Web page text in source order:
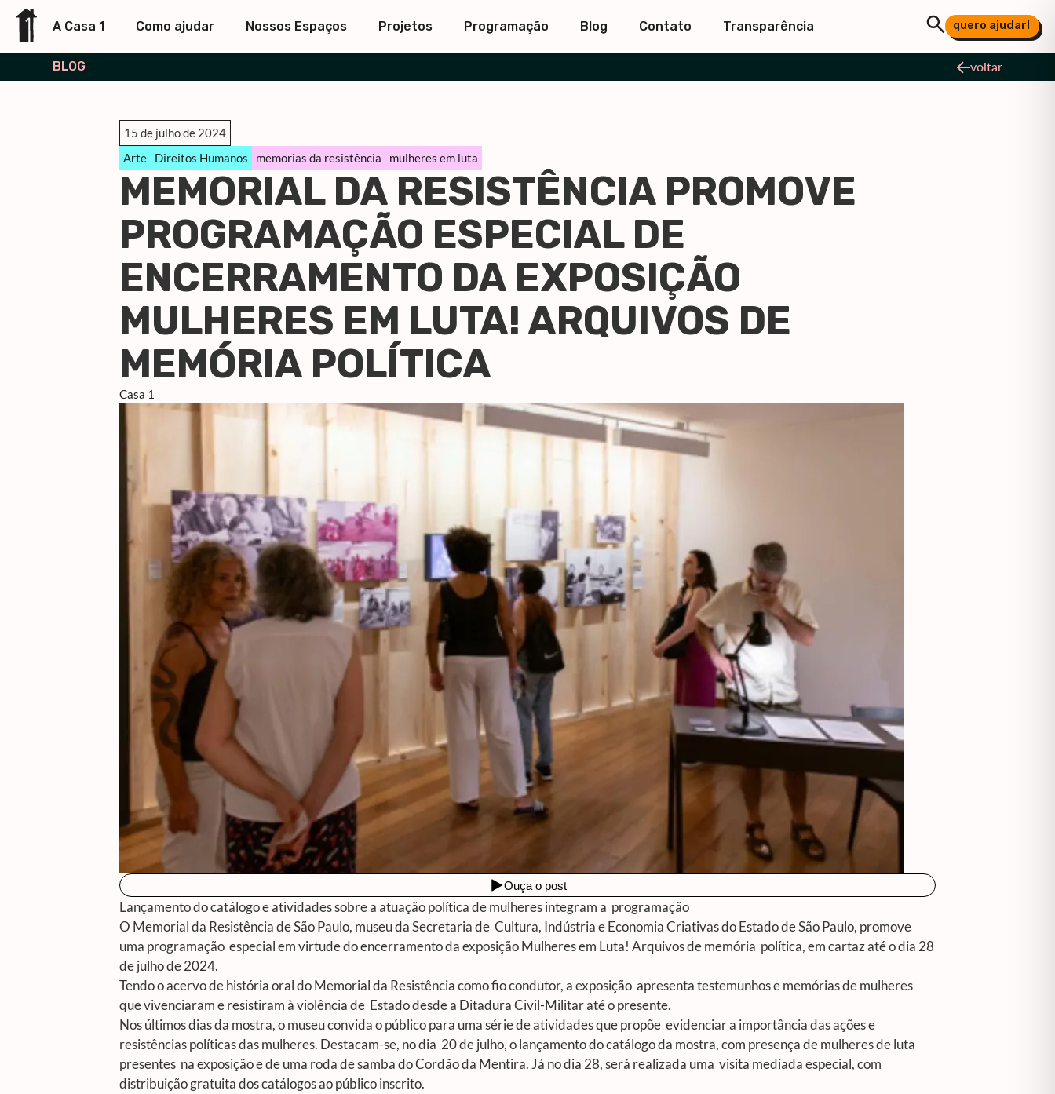
A Casa 1 Como ajudar Nossos Espaços Projetos Programação Blog Contato Transparência quero ajudar!
BLOG voltar
15 de julho de 2024
Arte
Direitos Humanos memorias da resistência mulheres em luta
MEMORIAL DA RESISTÊNCIA PROMOVE
PROGRAMAÇÃO ESPECIAL DE
ENCERRAMENTO DA EXPOSIÇÃO
MULHERES EM LUTA! ARQUIVOS DE
MEMÓRIA POLÍTICA
Casa 1
Lançamento do catálogo e atividades sobre a atuação política de mulheres integram a programação
O Memorial da Resistência de São Paulo, museu da Secretaria de Cultura, Indústria e Economia Criativas do Estado de São Paulo, promove
uma programação especial em virtude do encerramento da exposiçãoMulheres em Luta! Arquivos de memória política, em cartaz até o dia 28
de julho de 2024.
Tendo o acervo de história oral do Memorial da Resistência como fio condutor, a exposição apresenta testemunhos e memórias de mulheres
que vivenciaram e resistiram à violência de Estado desde a Ditadura Civil-Militar até o presente.
Nos últimos dias da mostra, o museu convida o público para uma série de atividades que propõe evidenciar a importância das ações e
resistências políticas das mulheres. Destacam-se, no dia 20 de julho, o lançamento do catálogo da mostra, com presença de mulheres de luta
presentes na exposição e de uma roda de samba do Cordão da Mentira. Já no dia 28, será realizada uma visita mediada especial, com
distribuição gratuita dos catálogos ao público inscrito.